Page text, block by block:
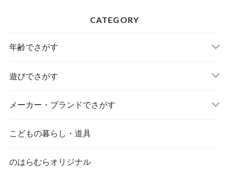
CATEGORY
年齢でさがす
遊びでさがす
メーカー・ブランドでさがす
こどもの暮らし・道具
のはらむらオリジナル